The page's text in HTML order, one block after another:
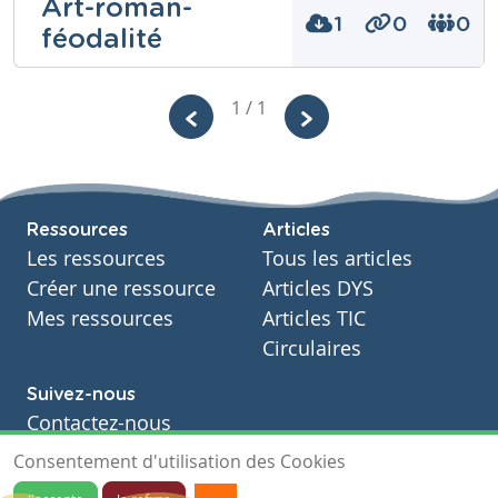
Comme à chaque fois, voici une fiche
pédagogique qui est, cette fois, sur
Année
Secondaire - Quatrième année
Tags
Tableau reprenant les
modalisations/modalisateurs de
Breugel
Niveau
Tags
Art-roman-
féodalité
1 0 0
Secondaire
Histoire
Année
Secondaire – Cinquième année
Tags
féodalité
1 / 1
Ressources
Les ressources
Créer une ressource
Mes ressources
Articles
Tous les articles
Articles DYS
Articles TIC
Circulaires
Suivez-nous
Contactez-nous
Soutien scolaire
Notre page Facebook
Consentement d'utilisation des Cookies